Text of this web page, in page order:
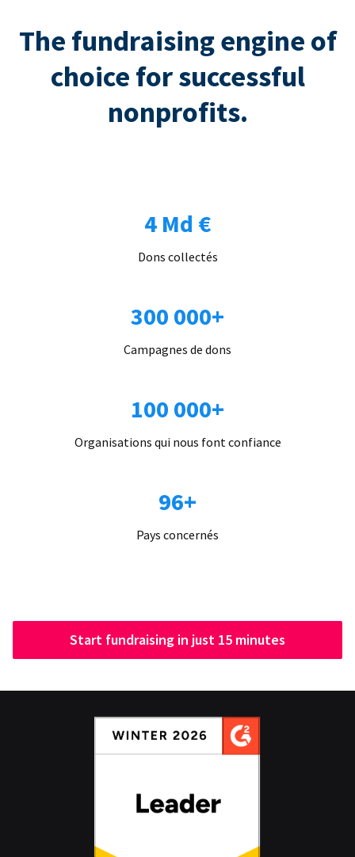
The fundraising engine of
choice for successful
nonprofits.
4 Md €
Dons collectés
300 000+
Campagnes de dons
100 000+
Organisations qui nous font confiance
96+
Pays concernés
Start fundraising in just 15 minutes